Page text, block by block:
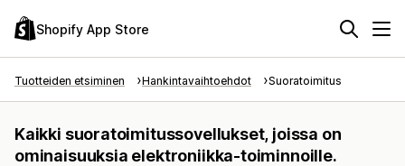
Shopify App Store
Tuotteiden etsiminen Hankintavaihtoehdot Suoratoimitus
Kaikki suoratoimitussovellukset, joissa on
ominaisuuksia elektroniikka-toiminnoille.